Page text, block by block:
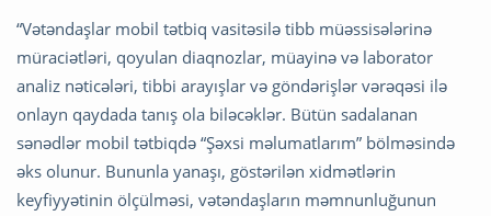
“Vətəndaşlar mobil tətbiq vasitəsilə tibb müəssisələrinə
müraciətləri, qoyulan diaqnozlar, müayinə və laborator
analiz nəticələri, tibbi arayışlar və göndərişlər vərəqəsi ilə
onlayn qaydada tanış ola biləcəklər. Bütün sadalanan
sənədlər mobil tətbiqdə “Şəxsi məlumatlarım” bölməsində
əks olunur. Bununla yanaşı, göstərilən xidmətlərin
keyfiyyətinin ölçülməsi, vətəndaşların məmnunluğunun